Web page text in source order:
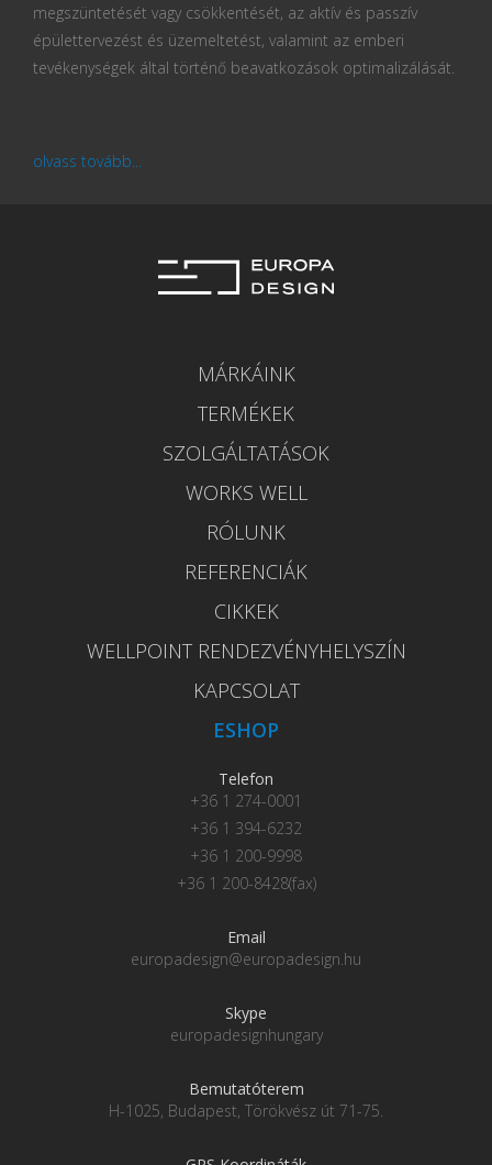
megszüntetését vagy csökkentését, az aktív és passzív
épülettervezést és üzemeltetést, valamint az emberi
tevékenységek által történő beavatkozások optimalizálását.
olvass tovább...
MÁRKÁINK
TERMÉKEK
SZOLGÁLTATÁSOK
WORKS WELL
RÓLUNK
REFERENCIÁK
CIKKEK
WELLPOINT RENDEZVÉNYHELYSZÍN
KAPCSOLAT
ESHOP
Telefon
+36 1 274-0001
+36 1 394-6232
+36 1 200-9998
+36 1 200-8428(fax)
Email
europadesign@europadesign.hu
Skype
europadesignhungary
Bemutatóterem
H-1025, Budapest, Törökvész út 71-75.